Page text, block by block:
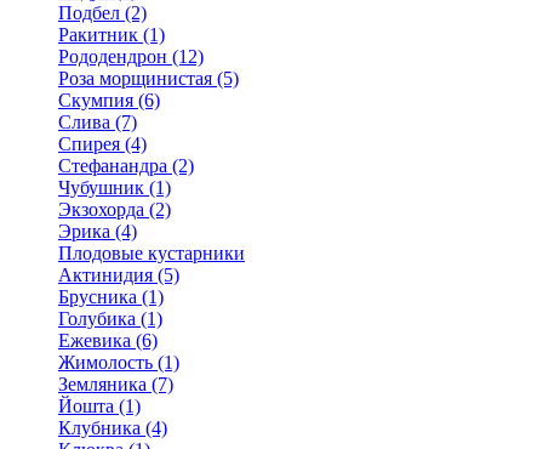
Подбел (2)
Ракитник (1)
Рододендрон (12)
Роза морщинистая (5)
Скумпия (6)
Слива (7)
Спирея (4)
Стефанандра (2)
Чубушник (1)
Экзохорда (2)
Эрика (4)
Плодовые кустарники
Актинидия (5)
Брусника (1)
Голубика (1)
Ежевика (6)
Жимолость (1)
Земляника (7)
Йошта (1)
Клубника (4)